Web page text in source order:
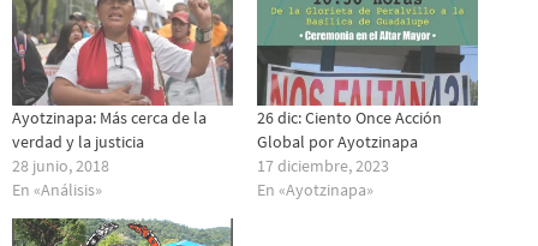
Ayotzinapa: Más cerca de la
verdad y la justicia
28 junio, 2018
En «Análisis»
26 dic: Ciento Once Acción
Global por Ayotzinapa
17 diciembre, 2023
En «Ayotzinapa»